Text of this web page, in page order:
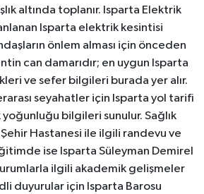
altında toplanır. Isparta Elektrik
Isparta elektrik kesintisi
önlem alması için önceden
can damarıdır; en uygun Isparta
ve sefer bilgileri burada yer alır.
seyahatler için Isparta yol tarifi
bilgileri sunulur. Sağlık
Hastanesi ile ilgili randevu ve
ise Isparta Süleyman Demirel
ilgili akademik gelişmeler
duyurular için Isparta Barosu